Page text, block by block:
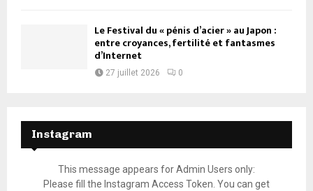
Le Festival du « pénis d’acier » au Japon :
entre croyances, fertilité et fantasmes
d’Internet
27 juillet 2026 0
Instagram
This message appears for Admin Users only:
Please fill the Instagram Access Token. You can get